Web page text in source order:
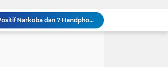
Kejati Sulteng Geledah Kantor Bapenda Donggala dan Tambang PT KK, 32 Alat Berat Disita!
Kejati Sulteng Bongkar Kasus Korupsi Dana CSR Tambang, Sekdes Tamainusi Ikut Terseret